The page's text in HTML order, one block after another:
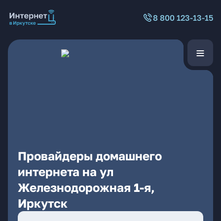
8 800 123-13-15
Провайдеры домашнего
интернета на ул
Железнодорожная 1-я,
Иркутск